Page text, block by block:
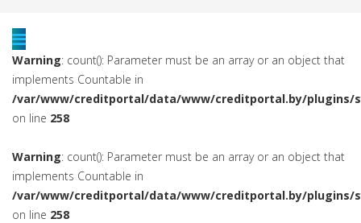
Warning: count(): Parameter must be an array or an object that
implements Countable in
/var/www/creditportal/data/www/creditportal.by/plugins/
on line 258
Warning: count(): Parameter must be an array or an object that
implements Countable in
/var/www/creditportal/data/www/creditportal.by/plugins/
on line 258